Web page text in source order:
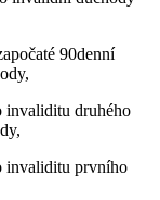
90denní
druhého
invaliditu prvního